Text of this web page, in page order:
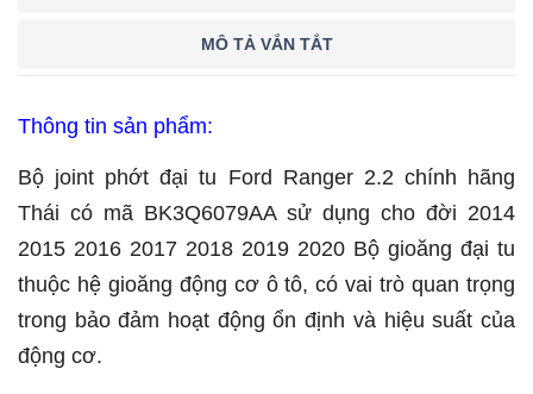
MÔ TẢ VẮN TẮT
Thông tin sản phẩm:
Bộ joint phớt đại tu Ford Ranger 2.2 chính hãng
Thái có mã BK3Q6079AA sử dụng cho đời 2014
2015 2016 2017 2018 2019 2020 Bộ gioăng đại tu
thuộc hệ gioăng động cơ ô tô, có vai trò quan trọng
trong bảo đảm hoạt động ổn định và hiệu suất của
động cơ.